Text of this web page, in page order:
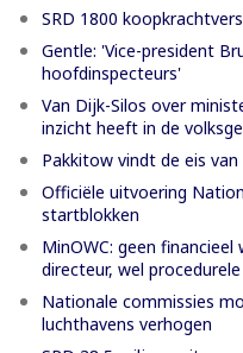
SRD 1800
Gentle: 'Vice-president
hoofdinspecteurs'
Van Dijk-Silos over
inzicht heeft in de
Pakkitow vindt de eis van
Officiële uitvoering
startblokken
MinOWC: geen
directeur, wel
Nationale commissies
luchthavens verhogen